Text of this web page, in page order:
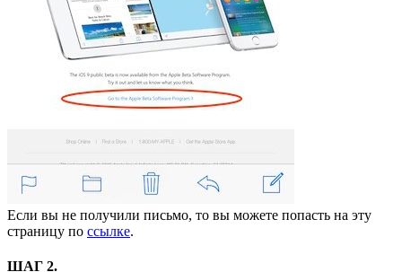
Если вы не получили письмо, то вы можете попасть на эту
страницу по ссылке.
ШАГ 2.